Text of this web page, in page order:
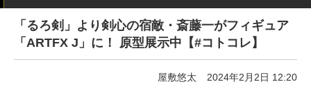
「るろ剣」より剣心の宿敵・斎藤一がフィギュア
「ARTFX J」に！ 原型展示中【#コトコレ】
屋敷悠太 2024年2月2日 12:20